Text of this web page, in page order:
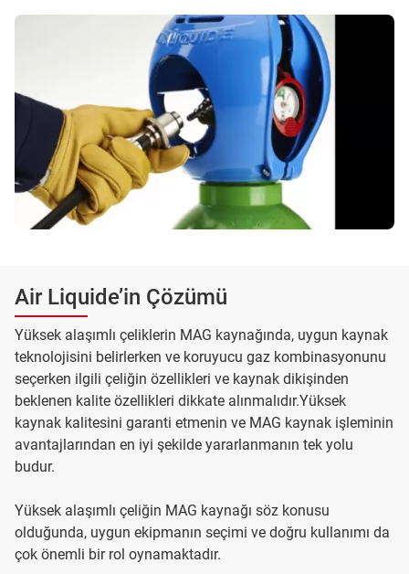
Air Liquide’in Çözümü
Yüksek alaşımlı çeliklerin MAG kaynağında, uygun kaynak
teknolojisini belirlerken ve koruyucu gaz kombinasyonunu
seçerken ilgili çeliğin özellikleri ve kaynak dikişinden
beklenen kalite özellikleri dikkate alınmalıdır.Yüksek
kaynak kalitesini garanti etmenin ve MAG kaynak işleminin
avantajlarından en iyi şekilde yararlanmanın tek yolu
budur.
Yüksek alaşımlı çeliğin MAG kaynağı söz konusu
olduğunda, uygun ekipmanın seçimi ve doğru kullanımı da
çok önemli bir rol oynamaktadır.